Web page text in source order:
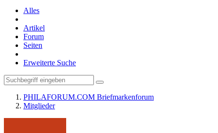
Alles
Artikel
Forum
Seiten
Erweiterte Suche
PHILAFORUM.COM Briefmarkenforum
Mitglieder